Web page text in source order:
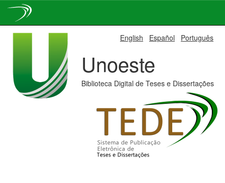
English Español Português
Unoeste
Biblioteca Digital de Teses e Dissertações